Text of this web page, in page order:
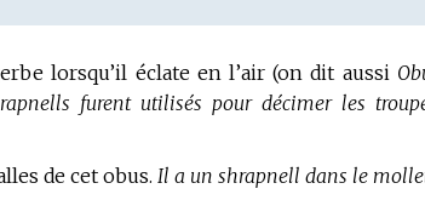
lorsqu’il éclate en l’air (on dit aussi
furent utilisés pour décimer les
de cet obus. Il a un shrapnell dans le